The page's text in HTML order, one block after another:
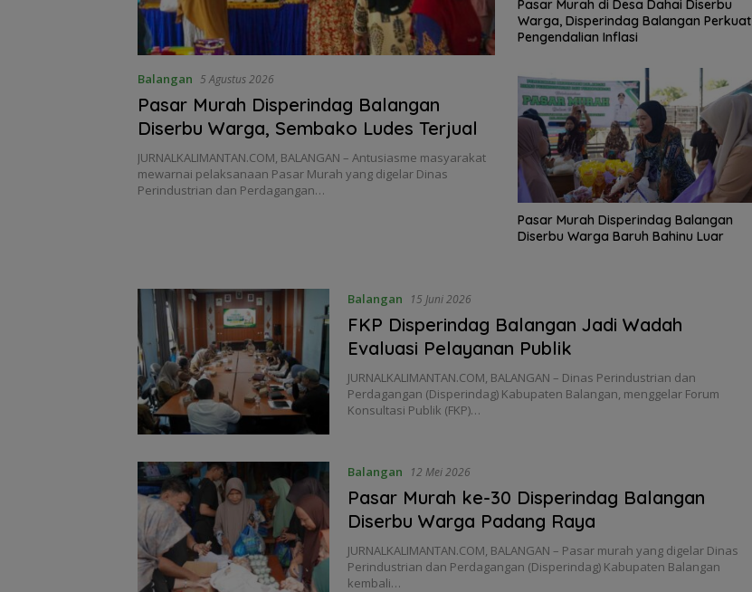
Balangan 5 Agustus 2026
Pasar Murah Disperindag Balangan
Diserbu Warga, Sembako Ludes Terjual
JURNALKALIMANTAN.COM, BALANGAN – Antusiasme masyarakat
mewarnai pelaksanaan Pasar Murah yang digelar Dinas
Perindustrian dan Perdagangan…
Pasar Murah di Desa Dahai Diserbu
Warga, Disperindag Balangan Perkuat
Pengendalian Inflasi
Pasar Murah Disperindag Balangan
Diserbu Warga Baruh Bahinu Luar
Balangan 15 Juni 2026
FKP Disperindag Balangan Jadi Wadah
Evaluasi Pelayanan Publik
JURNALKALIMANTAN.COM, BALANGAN – Dinas Perindustrian dan
Perdagangan (Disperindag) Kabupaten Balangan, menggelar Forum
Konsultasi Publik (FKP)…
Balangan 12 Mei 2026
Pasar Murah ke-30 Disperindag Balangan
Diserbu Warga Padang Raya
JURNALKALIMANTAN.COM, BALANGAN – Pasar murah yang digelar Dinas
Perindustrian dan Perdagangan (Disperindag) Kabupaten Balangan
kembali…